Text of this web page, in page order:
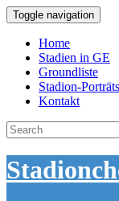
Toggle navigation
Home
Stadien in GE
Groundliste
Stadion-Porträts
Kontakt
Search
for: